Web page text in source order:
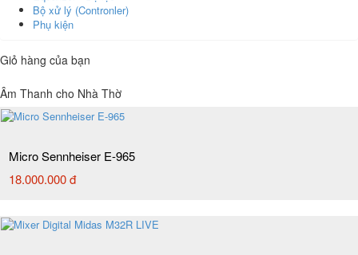
Bộ xử lý (Contronler)
Phụ kiện
Giỏ hàng của bạn
Âm Thanh cho Nhà Thờ
Micro Sennheiser E-965
18.000.000 đ